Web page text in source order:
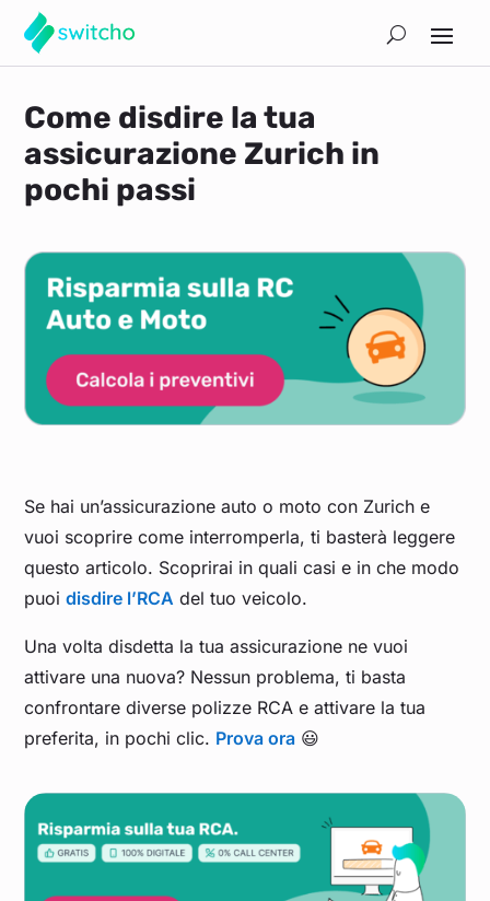
Come disdire la tua
assicurazione Zurich in
pochi passi
Se hai un’assicurazione auto o moto con Zurich e
vuoi scoprire come interromperla, ti basterà leggere
questo articolo. Scoprirai in quali casi e in che modo
puoidisdire l’RCA del tuo veicolo.
Una volta disdetta la tua assicurazione ne vuoi
attivare una nuova? Nessun problema, ti basta
confrontare diverse polizze RCA e attivare la tua
preferita, in pochi clic. Prova ora 😃